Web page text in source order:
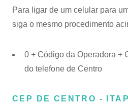
Para ligar de um celular para
siga o mesmo procedimento
0 + Código da Operadora +
do telefone de Centro
CEP DE CENTRO -